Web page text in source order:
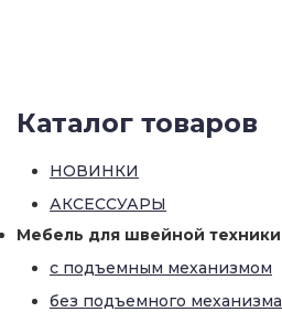
Каталог товаров
НОВИНКИ
АКСЕССУАРЫ
Мебель для швейной техники
с подъемным механизмом
без подъемного механизма